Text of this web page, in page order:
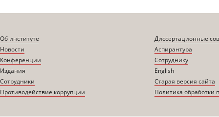
Об институте
Новости
Конференции
Издания
Сотрудники
Противодействие коррупции
Диссертационные
Аспирантура
Сотруднику
English
Старая версия сайта
Политика обработки